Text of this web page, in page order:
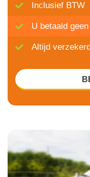
Inclusief BTW
U betaald
Altijd